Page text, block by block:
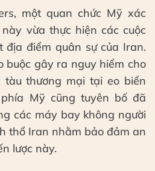
một quan chức Mỹ xác
vừa thực hiện các cuộc
địa điểm quân sự của Iran.
buộc gây ra nguy hiểm cho
tàu thương mại tại eo biển
Mỹ cũng tuyên bố đã
các máy bay không người
thổ Iran nhằm bảo đảm an
lược này.